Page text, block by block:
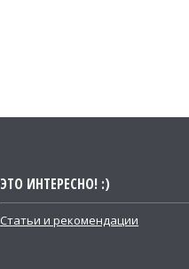
ЭТО ИНТЕРЕСНО! :)
Статьи и рекомендации